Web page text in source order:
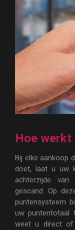
Hoe werkt
Bij elke aankoop
doet, laat u uw
achterzijde
gescand. Op
puntensysteem
uw puntentotaal
weet u direct of